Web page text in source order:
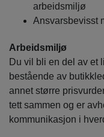
arbeidsmiljø
Ansvarsbevisst
Arbeidsmiljø
Du vil bli en del av et
bestående av
annet større
tett sammen og er
kommunikasjon i